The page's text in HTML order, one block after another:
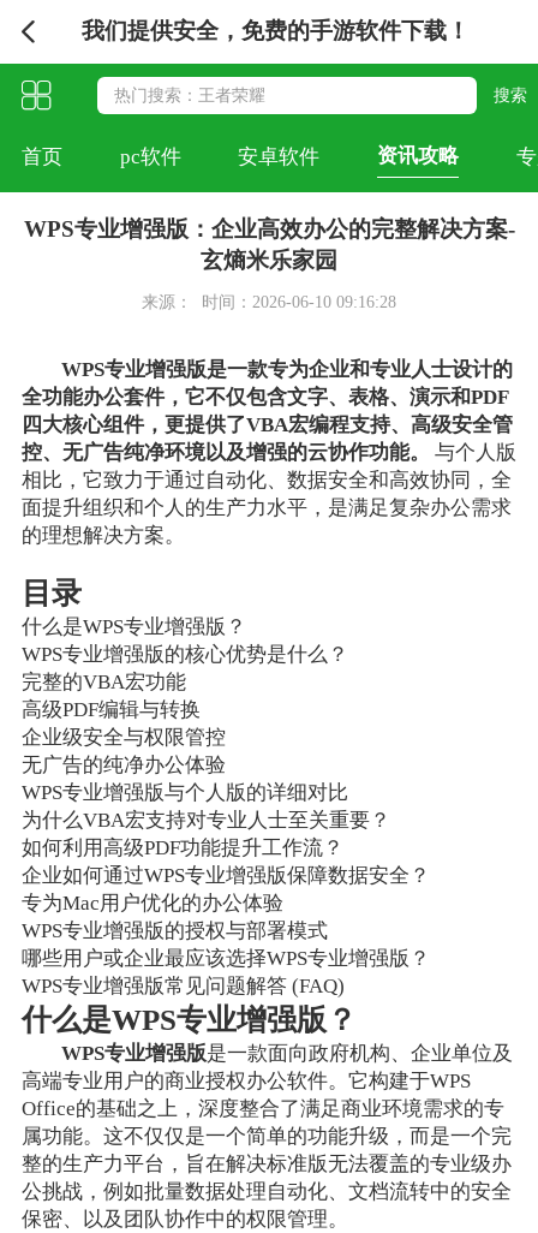
我们提供安全，免费的手游软件下载！
首页 pc软件 安卓软件 资讯攻略
WPS专业增强版：企业高效办公的完整解决方案-
玄熵米乐家园
来源： 时间：2026-06-10 09:16:28
WPS专业增强版是一款专为企业和专业人士设计的
全功能办公套件，它不仅包含文字、表格、演示和PDF
四大核心组件，更提供了VBA宏编程支持、高级安全管
控、无广告纯净环境以及增强的云协作功能。
与个人版
相比，它致力于通过自动化、数据安全和高效协同，全
面提升组织和个人的生产力水平，是满足复杂办公需求
的理想解决方案。
目录
什么是WPS专业增强版？
WPS专业增强版的核心优势是什么？
完整的VBA宏功能
高级PDF编辑与转换
企业级安全与权限管控
无广告的纯净办公体验
WPS专业增强版与个人版的详细对比
为什么VBA宏支持对专业人士至关重要？
如何利用高级PDF功能提升工作流？
企业如何通过WPS专业增强版保障数据安全？
专为Mac用户优化的办公体验
WPS专业增强版的授权与部署模式
哪些用户或企业最应该选择WPS专业增强版？
WPS专业增强版常见问题解答 (FAQ)
什么是WPS专业增强版？
WPS专业增强版是一款面向政府机构、企业单位及
高端专业用户的商业授权办公软件。它构建于WPS
Office的基础之上，深度整合了满足商业环境需求的专
属功能。这不仅仅是一个简单的功能升级，而是一个完
整的生产力平台，旨在解决标准版无法覆盖的专业级办
公挑战，例如批量数据处理自动化、文档流转中的安全
保密、以及团队协作中的权限管理。